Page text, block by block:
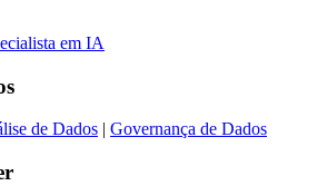
em IA
de Dados | Governança de Dados